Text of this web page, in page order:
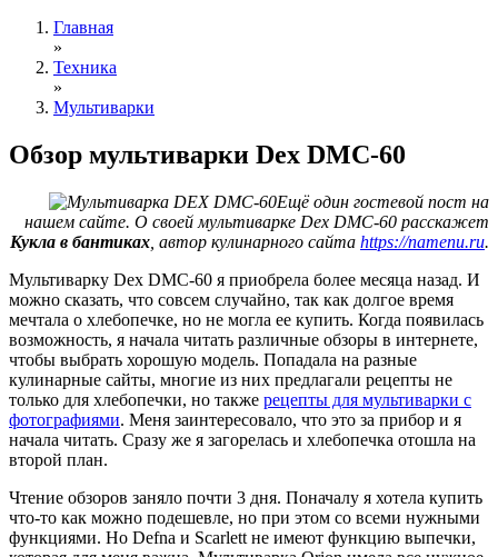
Главная
»
Техника
»
Мультиварки
Обзор мультиварки Dex DMC-60
Ещё один гостевой пост на
нашем сайте. О своей мультиварке Dex DMC-60 расскажет
Кукла в бантиках , автор кулинарного сайта https://namenu.ru.
Мультиварку Dex DMC-60 я приобрела более месяца назад. И
можно сказать, что совсем случайно, так как долгое время
мечтала о хлебопечке, но не могла ее купить. Когда появилась
возможность, я начала читать различные обзоры в интернете,
чтобы выбрать хорошую модель. Попадала на разные
кулинарные сайты, многие из них предлагали рецепты не
только для хлебопечки, но также рецепты для мультиварки с
фотографиями. Меня заинтересовало, что это за прибор и я
начала читать. Сразу же я загорелась и хлебопечка отошла на
второй план.
Чтение обзоров заняло почти 3 дня. Поначалу я хотела купить
что-то как можно подешевле, но при этом со всеми нужными
функциями. Но Defna и Scarlett не имеют функцию выпечки,